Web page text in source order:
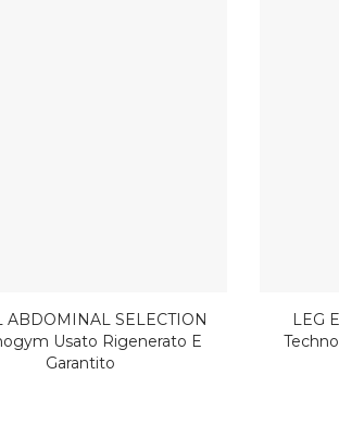
ABDOMINAL SELECTION
Usato Rigenerato E
Garantito
LEG